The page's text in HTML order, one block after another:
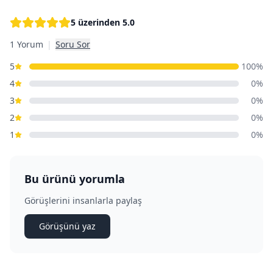
5 üzerinden 5.0
1 Yorum | Soru Sor
5
100%
4
0%
3
0%
2
0%
1
0%
Bu ürünü yorumla
Görüşlerini insanlarla paylaş
Görüşünü yaz